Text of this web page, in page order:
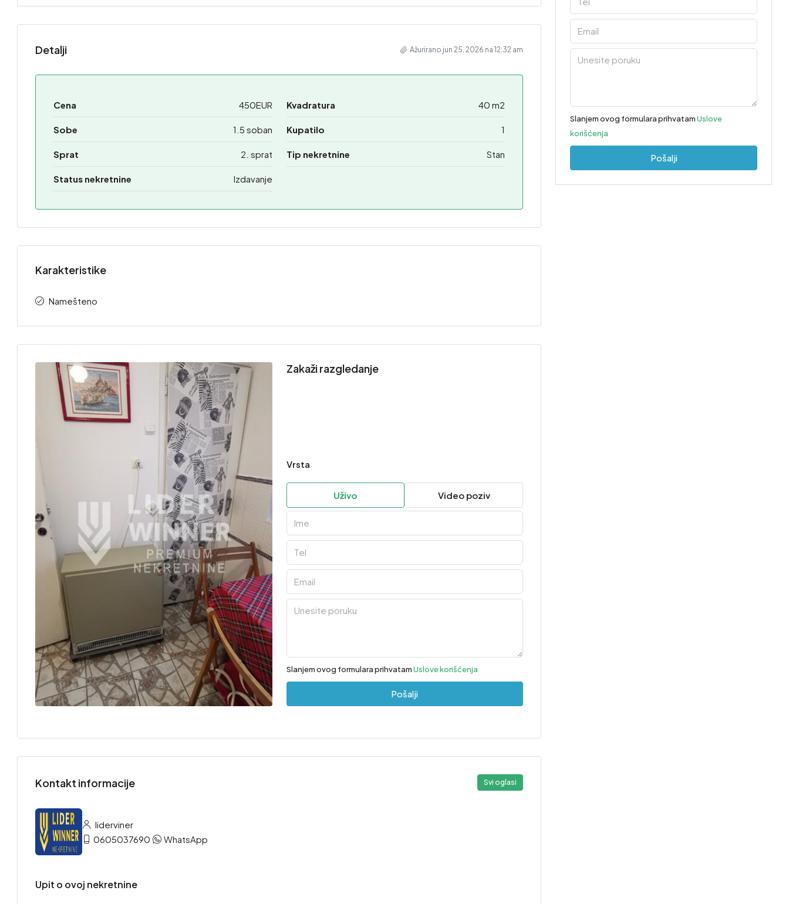
Detalji Ažurirano jun 25, 2026 na 12:32 am
Cena 450EUR Kvadratura 40 m2
Sobe 1.5 soban Kupatilo 1
Sprat 2. sprat Tip nekretnine Stan
Status nekretnine Izdavanje
Karakteristike
Namešteno
Zakaži razgledanje
Vrsta
Uživo Video poziv
Slanjem ovog formulara prihvatamUslove korišćenja
Pošalji
Kontakt informacije Svi oglasi
liderviner
0605037690
WhatsApp
Upit o ovoj nekretnine
Slanjem ovog formulara prihvatamUslove
korišćenja
Pošalji